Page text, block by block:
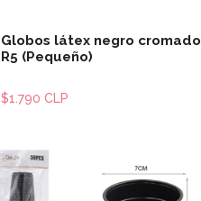
Globos látex negro cromado
R5 (Pequeño)
$1.790 CLP